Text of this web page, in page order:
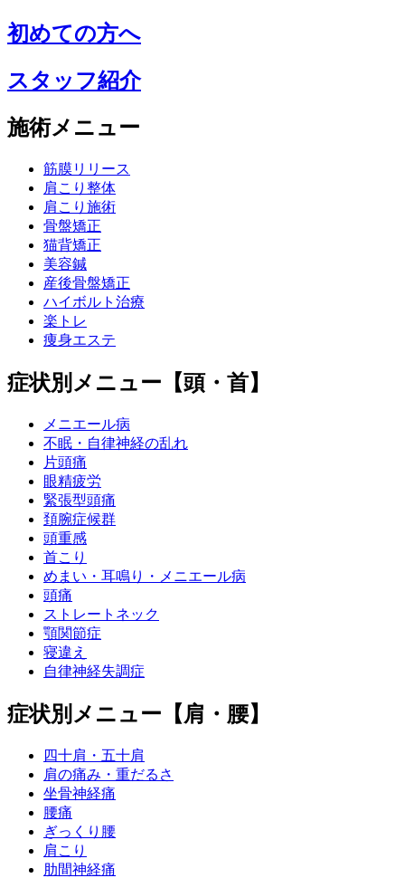
初めての方へ
スタッフ紹介
施術メニュー
筋膜リリース
肩こり整体
肩こり施術
骨盤矯正
猫背矯正
美容鍼
産後骨盤矯正
ハイボルト治療
楽トレ
痩身エステ
症状別メニュー【頭・首】
メニエール病
不眠・自律神経の乱れ
片頭痛
眼精疲労
緊張型頭痛
頚腕症候群
頭重感
首こり
めまい・耳鳴り・メニエール病
頭痛
ストレートネック
顎関節症
寝違え
自律神経失調症
症状別メニュー【肩・腰】
四十肩・五十肩
肩の痛み・重だるさ
坐骨神経痛
腰痛
ぎっくり腰
肩こり
肋間神経痛